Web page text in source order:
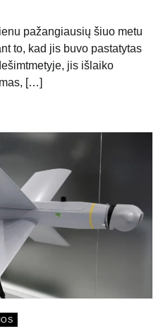
pažangiausių šiuo metu
to, kad jis buvo pastatytas
jis išlaiko
[…]